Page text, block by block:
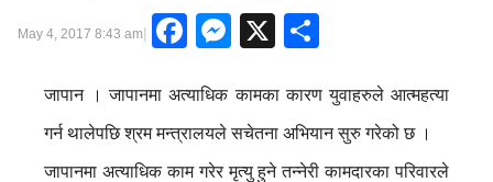
May 4, 2017 8:43 am| Facebook
Messenger
X
जापान । जापानमा अत्याधिक कामका कारण युवाहरुले आत्महत्या
गर्न थालेपछि श्रम मन्त्रालयले सचेतना अभियान सुरु गरेको छ ।
जापानमा अत्याधिक काम गरेर मृत्यु हुने तन्नेरी कामदारका परिवारले